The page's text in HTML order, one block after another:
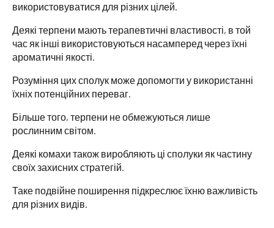
використовуватися для різних цілей.
Деякі терпени мають терапевтичні властивості, в той
час як інші використовуються насамперед через їхні
ароматичні якості.
Розуміння цих сполук може допомогти у використанні
їхніх потенційних переваг.
Більше того, терпени не обмежуються лише
рослинним світом.
Деякі комахи також виробляють ці сполуки як частину
своїх захисних стратегій.
Таке подвійне поширення підкреслює їхню важливість
для різних видів.